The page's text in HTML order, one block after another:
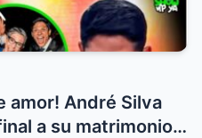
amor! André Silva
a su matrimonio